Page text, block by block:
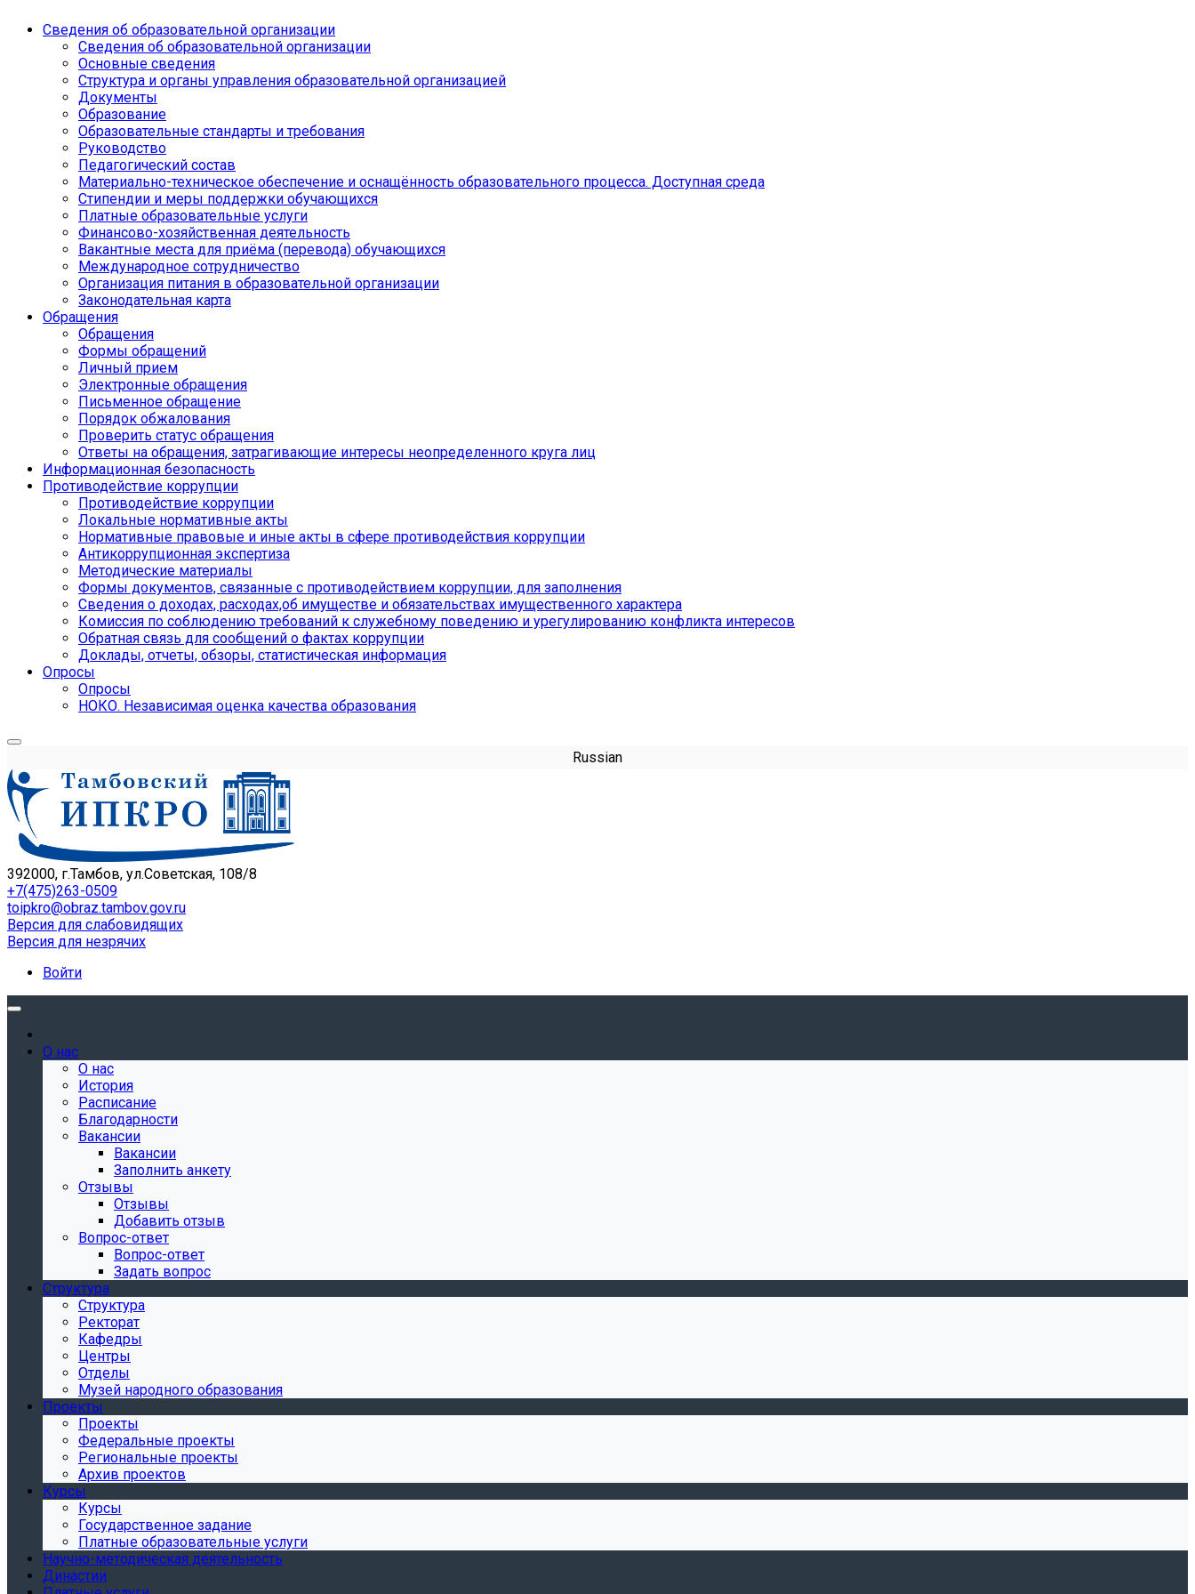
Сведения об образовательной организации
Сведения об образовательной организации
Основные сведения
Структура и органы управления образовательной организацией
Документы
Образование
Образовательные стандарты и требования
Руководство
Педагогический состав
Материально-техническое обеспечение и оснащённость образовательного процесса. Доступная среда
Стипендии и меры поддержки обучающихся
Платные образовательные услуги
Финансово-хозяйственная деятельность
Вакантные места для приёма (перевода) обучающихся
Международное сотрудничество
Организация питания в образовательной организации
Законодательная карта
Обращения
Обращения
Формы обращений
Личный прием
Электронные обращения
Письменное обращение
Порядок обжалования
Проверить статус обращения
Ответы на обращения, затрагивающие интересы неопределенного круга лиц
Информационная безопасность
Противодействие коррупции
Противодействие коррупции
Локальные нормативные акты
Нормативные правовые и иные акты в сфере противодействия коррупции
Антикоррупционная экспертиза
Методические материалы
Формы документов, связанные с противодействием коррупции, для заполнения
Сведения о доходах, расходах,об имуществе и обязательствах имущественного характера
Комиссия по соблюдению требований к служебному поведению и урегулированию конфликта интересов
Обратная связь для сообщений о фактах коррупции
Доклады, отчеты, обзоры, статистическая информация
Опросы
Опросы
НОКО. Независимая оценка качества образования
Russian
392000, г.Тамбов, ул.Советская, 108/8
+7(475)263-0509
toipkro@obraz.tambov.gov.ru
Версия для слабовидящих
Версия для незрячих
Войти
О нас
О нас
История
Расписание
Благодарности
Вакансии
Вакансии
Заполнить анкету
Отзывы
Отзывы
Добавить отзыв
Вопрос-ответ
Вопрос-ответ
Задать вопрос
Структура
Структура
Ректорат
Кафедры
Центры
Отделы
Музей народного образования
Проекты
Проекты
Федеральные проекты
Региональные проекты
Архив проектов
Курсы
Курсы
Государственное задание
Платные образовательные услуги
Научно-методическая деятельность
Династии